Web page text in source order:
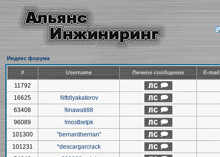
Индекс форума
# Username Личное сообщение E-
11792
16625
!liftdlyakaterov
63408
!linawati88
96089
!mostbetpk
101300
"bernardberrian"
101231
*descargarcrack